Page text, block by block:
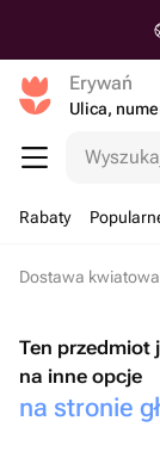
Erywań
Ulica,
Rabaty
Dostawa
Ten przedmiot
na inne opcje
na stronie